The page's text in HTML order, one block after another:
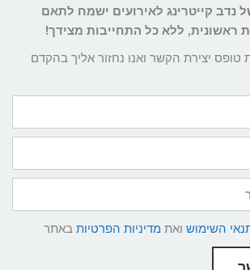
של נדב קייטרינג לאירועים ישמח לתאם
ראשונית, ללא כל התחייבות מצידך!
טופס יצירת הקשר ואנו נחזור אליך בהקדם
השימוש ואת מדיניות הפרטיות באתר